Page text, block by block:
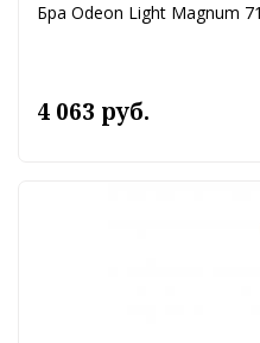
Бра Odeon Light Magnum
4 063 руб.